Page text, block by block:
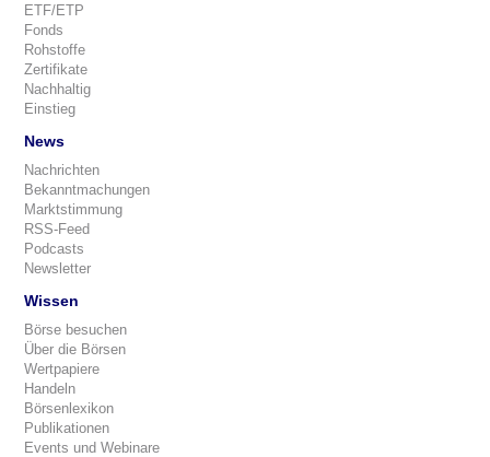
ETF/ETP
Fonds
Rohstoffe
Zertifikate
Nachhaltig
Einstieg
News
Nachrichten
Bekanntmachungen
Marktstimmung
RSS-Feed
Podcasts
Newsletter
Wissen
Börse besuchen
Über die Börsen
Wertpapiere
Handeln
Börsenlexikon
Publikationen
Events und Webinare